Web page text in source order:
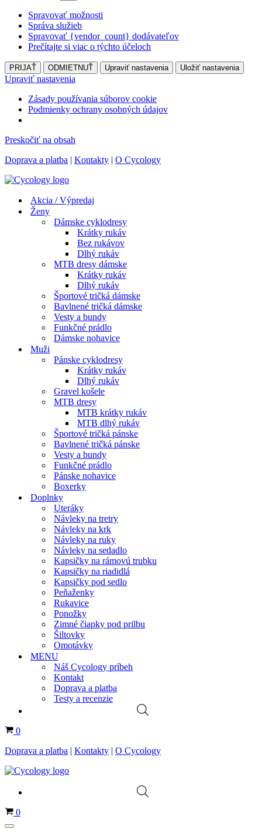
Spravovať možnosti
Správa služieb
Spravovať {vendor_count} dodávateľov
Prečítajte si viac o týchto účeloch
PRIJAŤ ODMIETNUŤ Upraviť nastavenia Uložiť nastavenia
Upraviť nastavenia
Zásady používania súborov cookie
Podmienky ochrany osobných údajov
Preskočiť na obsah
Doprava a platba | Kontakty | O Cycology
Akcia / Výpredaj
Ženy
Dámske cyklodresy
Krátky rukáv
Bez rukávov
Dlhý rukáv
MTB dresy dámske
Krátky rukáv
Dlhý rukáv
Športové tričká dámske
Bavlnené tričká dámske
Vesty a bundy
Funkčné prádlo
Dámske nohavice
Muži
Pánske cyklodresy
Krátky rukáv
Dlhý rukáv
Gravel košele
MTB dresy
MTB krátky rukáv
MTB dlhý rukáv
Športové tričká pánske
Bavlnené tričká pánske
Vesty a bundy
Funkčné prádlo
Pánske nohavice
Boxerky
Doplnky
Uteráky
Návleky na tretry
Návleky na krk
Návleky na ruky
Návleky na sedadlo
Kapsičky na rámovú trubku
Kapsičky na riadidlá
Kapsičky pod sedlo
Peňaženky
Rukavice
Ponožky
Zimné čiapky pod prilbu
Šiltovky
Omotávky
MENU
Náš Cycology príbeh
Kontakt
Doprava a platba
Testy a recenzie
Košík
0
Doprava a platba | Kontakty | O Cycology
Košík
0
Menu